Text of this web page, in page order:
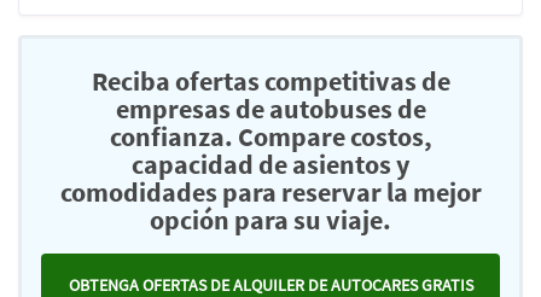
Reciba ofertas competitivas de
empresas de autobuses de
confianza. Compare costos,
capacidad de asientos y
comodidades para reservar la mejor
opción para su viaje.
OBTENGA OFERTAS DE ALQUILER DE AUTOCARES GRATIS